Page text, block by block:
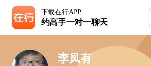
下载在行APP
约高手一对一聊天
李凤有